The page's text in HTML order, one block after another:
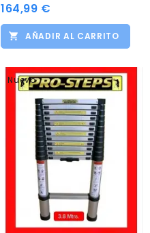
164,99 €
AÑADIR AL CARRITO
Nuevo